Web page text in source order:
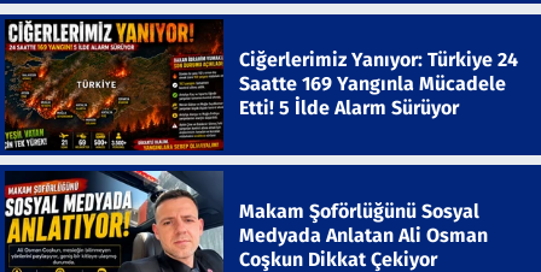
Ciğerlerimiz Yanıyor: Türkiye 24
Saatte 169 Yangınla Mücadele
Etti! 5 İlde Alarm Sürüyor
Makam Şoförlüğünü Sosyal
Medyada Anlatan Ali Osman
Coşkun Dikkat Çekiyor